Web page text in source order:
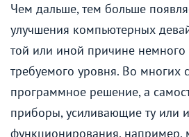
Чем дальше, тем больше
улучшения компьютерных
той или иной причине немного
требуемого уровня. Во многих
программное решение, а
приборы, усиливающие ту или
функционирования, например,